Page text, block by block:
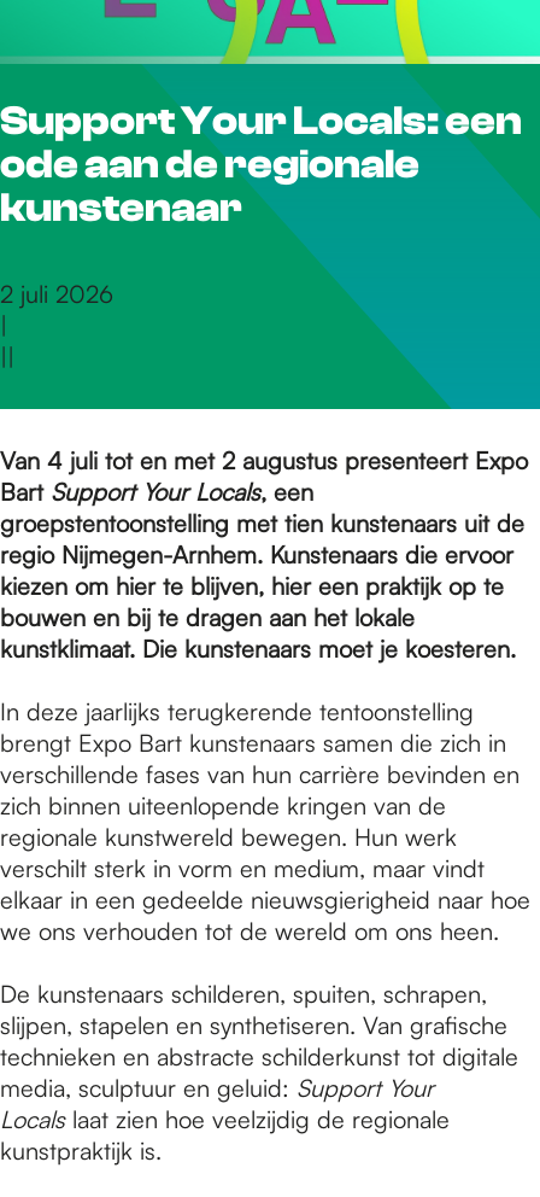
r
d
e
o
m
e
p
a
g
e
Support Your Locals: een
ode aan de regionale
kunstenaar
2 juli 2026
|
||
Van 4 juli tot en met 2 augustus presenteert Expo
Bart Support Your Locals, een
groepstentoonstelling met tien kunstenaars uit de
regio Nijmegen-Arnhem. Kunstenaars die ervoor
kiezen om hier te blijven, hier een praktijk op te
bouwen en bij te dragen aan het lokale
kunstklimaat. Die kunstenaars moet je koesteren.
In deze jaarlijks terugkerende tentoonstelling
brengt Expo Bart kunstenaars samen die zich in
verschillende fases van hun carrière bevinden en
zich binnen uiteenlopende kringen van de
regionale kunstwereld bewegen. Hun werk
verschilt sterk in vorm en medium, maar vindt
elkaar in een gedeelde nieuwsgierigheid naar hoe
we ons verhouden tot de wereld om ons heen.
De kunstenaars schilderen, spuiten, schrapen,
slijpen, stapelen en synthetiseren. Van grafische
technieken en abstracte schilderkunst tot digitale
media, sculptuur en geluid: Support Your
Localslaat zien hoe veelzijdig de regionale
kunstpraktijk is.